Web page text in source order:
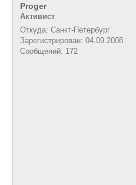
Proger
Активист
Откуда: Санкт-Петербург
Зарегистрирован: 04.09.2008
Сообщений: 172